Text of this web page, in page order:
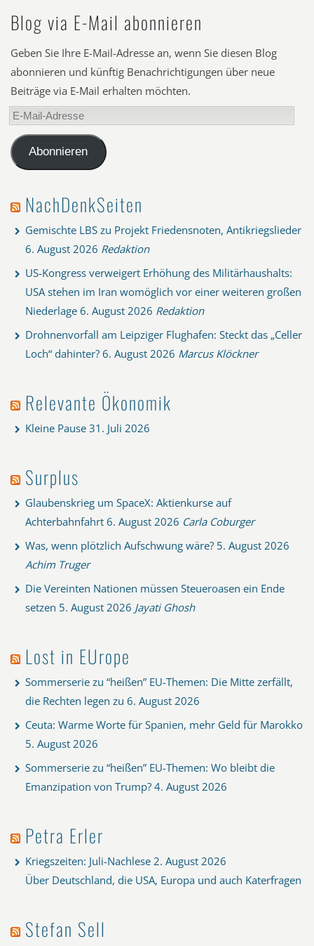
Blog via E-Mail abonnieren
Geben Sie Ihre E-Mail-Adresse an, wenn Sie diesen Blog
abonnieren und künftig Benachrichtigungen über neue
Beiträge via E-Mail erhalten möchten.
E-
Mail-
AdresseAbonnieren
NachDenkSeiten
Gemischte LBS zu Projekt Friedensnoten, Antikriegslieder
6. August 2026 Redaktion
US-Kongress verweigert Erhöhung des Militärhaushalts:
USA stehen im Iran womöglich vor einer weiteren großen
Niederlage 6. August 2026 Redaktion
Drohnenvorfall am Leipziger Flughafen: Steckt das „Celler
Loch“ dahinter? 6. August 2026 Marcus Klöckner
Relevante Ökonomik
Kleine Pause 31. Juli 2026
Surplus
Glaubenskrieg um SpaceX: Aktienkurse auf
Achterbahnfahrt 6. August 2026 Carla Coburger
Was, wenn plötzlich Aufschwung wäre? 5. August 2026
Achim Truger
Die Vereinten Nationen müssen Steueroasen ein Ende
setzen 5. August 2026 Jayati Ghosh
Lost in EUrope
Sommerserie zu “heißen” EU-Themen: Die Mitte zerfällt,
die Rechten legen zu 6. August 2026
Ceuta: Warme Worte für Spanien, mehr Geld für Marokko
5. August 2026
Sommerserie zu “heißen” EU-Themen: Wo bleibt die
Emanzipation von Trump? 4. August 2026
Petra Erler
Kriegszeiten: Juli-Nachlese 2. August 2026
Über Deutschland, die USA, Europa und auch Katerfragen
Stefan Sell